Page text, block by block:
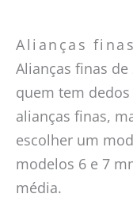
Alianças finas
Alianças finas
quem tem
alianças finas,
escolher um
modelos 6 e 7
média.